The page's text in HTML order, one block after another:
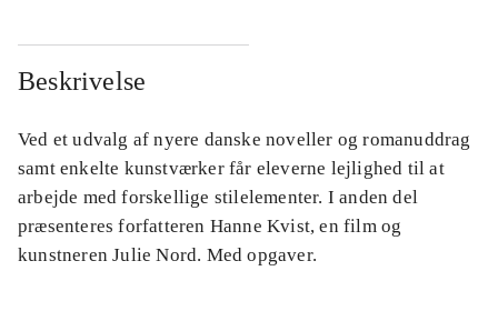
Beskrivelse
Ved et udvalg af nyere danske noveller og romanuddrag
samt enkelte kunstværker får eleverne lejlighed til at
arbejde med forskellige stilelementer. I anden del
præsenteres forfatteren Hanne Kvist, en film og
kunstneren Julie Nord. Med opgaver.